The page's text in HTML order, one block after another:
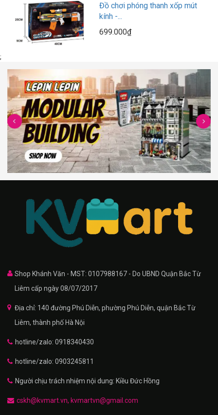
Đồ chơi phóng thanh xốp mút
kính -...
699.000₫
;
Shop Khánh Văn - MST: 0107988167 - Do UBND Quận Bắc Từ
Liêm cấp ngày 08/07/2017
Địa chỉ: 140 đường Phú Diễn, phường Phú Diễn, quận Bắc Từ
Liêm, thành phố Hà Nội
hotline/zalo: 0918340430
hotline/zalo: 0903245811
Người chịu trách nhiệm nội dung: Kiều Đức Hồng
cskh@kvmart.vn, kvmartvn@gmail.com